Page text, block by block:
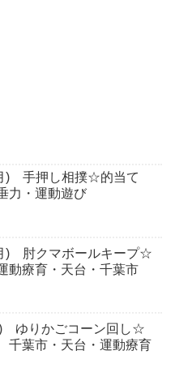
) 手押し相撲☆的当て
力・運動遊び
) 肘クマボールキープ☆
動療育・天台・千葉市
) ゆりかごコーン回し☆
葉市・天台・運動療育